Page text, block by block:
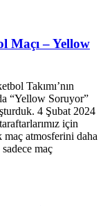
Maçı – Yellow
Takımı’nın
“Yellow Soruyor”
4 Şubat 2024
için
atmosferini daha
maç